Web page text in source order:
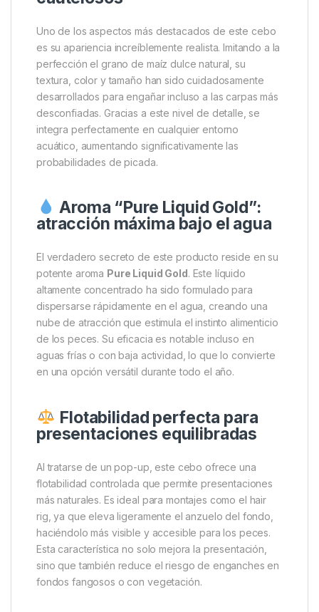
para marcar la diferencia. Este innovador cebo
artificial combina realismo, flotabilidad y un potente
atractivo líquido que lo convierte en una herramienta
imprescindible tanto para pescadores principiantes
como experimentados.
Diseño realista que engaña
incluso a los peces más
cautelosos
Uno de los aspectos más destacados de este cebo
es su apariencia increíblemente realista. Imitando a la
perfección el grano de maíz dulce natural, su
textura, color y tamaño han sido cuidadosamente
desarrollados para engañar incluso a las carpas más
desconfiadas. Gracias a este nivel de detalle, se
integra perfectamente en cualquier entorno
acuático, aumentando significativamente las
probabilidades de picada.
Aroma “Pure Liquid Gold”:
El verdadero secreto de este producto reside en su
potente aroma
Pure Liquid Gold
altamente concentrado ha sido formulado para
dispersarse rápidamente en el agua, creando una
nube de atracción que estimula el instinto alimenticio
de los peces. Su eficacia es notable incluso en
aguas frías o con baja actividad, lo que lo convierte
en una opción versátil durante todo el año.
Flotabilidad perfecta para